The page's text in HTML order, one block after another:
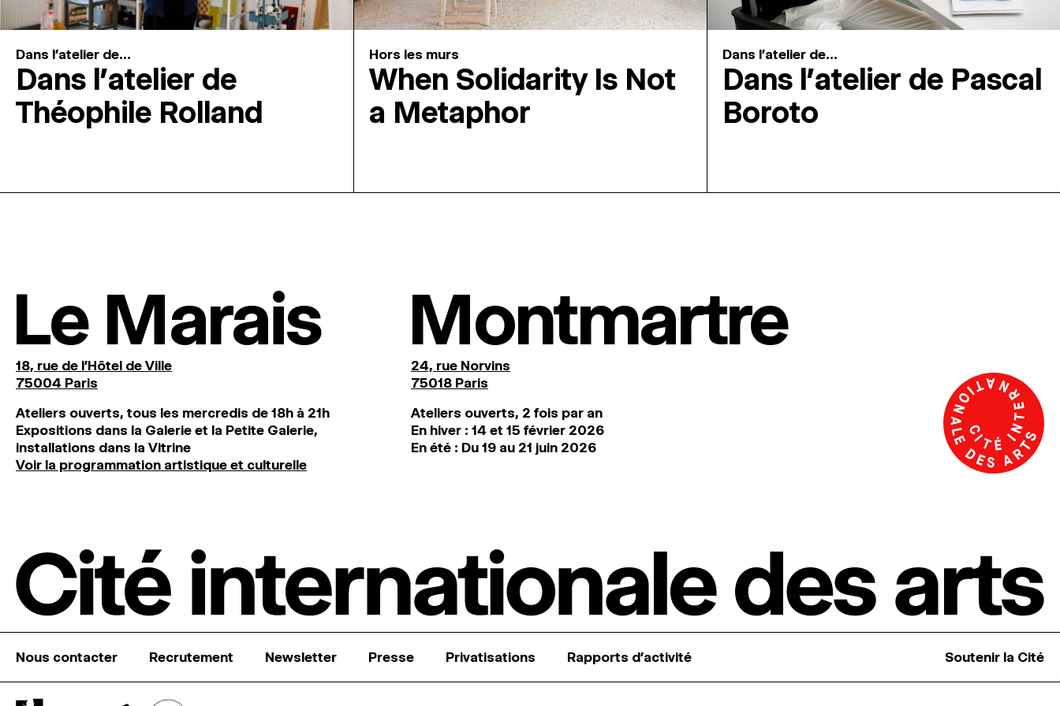
Dans l'atelier de...
Dans l’atelier de
Théophile Rolland
Hors les murs
When Solidarity Is Not
a Metaphor
Dans l'atelier de...
Dans l’atelier de Pascal
Boroto
Le Marais
18, rue de l'Hôtel de Ville
75004 Paris
Ateliers ouverts, tous les mercredis de 18h à 21h
Expositions dans la Galerie et la Petite Galerie,
installations dans la Vitrine
Voir la programmation artistique et culturelle
Montmartre
24, rue Norvins
75018 Paris
Ateliers ouverts, 2 fois par an
En hiver : 14 et 15 février 2026
En été : Du 19 au 21 juin 2026
Nous contacter Recrutement Newsletter Presse Privatisations Rapports d’activité Soutenir la Cité